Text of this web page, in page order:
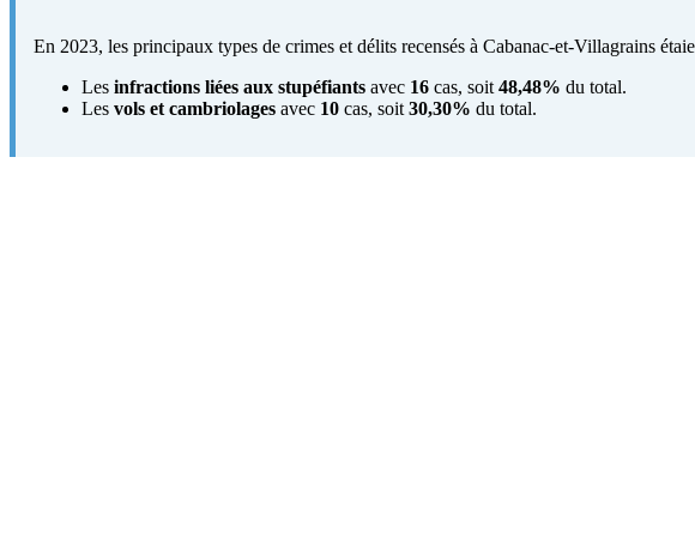
En 2023, les principaux types de crimes et délits recensés à Cabanac-et-Villagrains
Les infractions liées aux stupéfiants avec 16 cas, soit 48,48% du total.
Les vols et cambriolages avec 10 cas, soit 30,30% du total.